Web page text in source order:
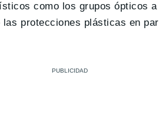
como los grupos ópticos
protecciones plásticas en